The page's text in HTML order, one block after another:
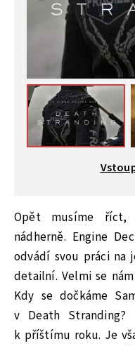
Opět musíme říct,
nádherně. Engine
odvádí svou práci
detailní. Velmi se
Kdy se dočkáme
v Death Stranding?
k příštímu roku. Je